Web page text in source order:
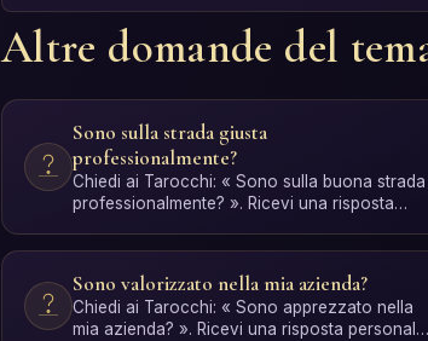
Altre domande del
Sono sulla strada giusta
professionalmente?
Chiedi ai Tarocchi: « Sono sulla buona strada
professionalmente? ». Ricevi una risposta
Sono valorizzato nella mia azienda?
Chiedi ai Tarocchi: « Sono apprezzato nella
mia azienda? ». Ricevi una risposta personale